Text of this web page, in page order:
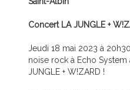
Concert LA JUNGLE +
Jeudi 18 mai 2023 à
noise rock à Echo System
JUNGLE + W!ZARD !